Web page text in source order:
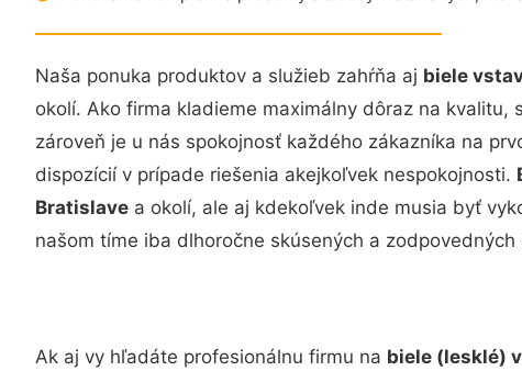
Naša ponuka produktov a služieb zahŕňa aj biele
okolí. Ako firma kladieme maximálny dôraz na kvalitu,
zároveň je u nás spokojnosť každého zákazníka na
dispozícií v prípade riešenia akejkoľvek nespokojnosti.
Bratislave a okolí, ale aj kdekoľvek inde musia byť
našom tíme iba dlhoročne skúsených a zodpovedných
Ak aj vy hľadáte profesionálnu firmu na biele (lesklé)